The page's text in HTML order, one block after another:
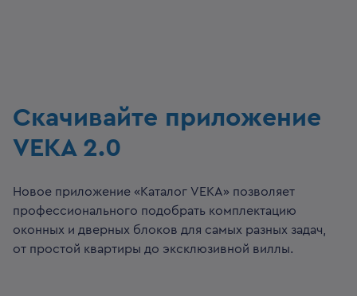
Скачивайте приложение
VEKA 2.0
Новое приложение «Каталог VEKA» позволяет
профессионального подобрать комплектацию
оконных и дверных блоков для самых разных задач,
от простой квартиры до эксклюзивной виллы.